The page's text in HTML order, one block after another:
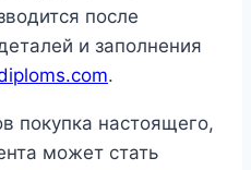
после
и заполнения
.
покупка настоящего,
может стать